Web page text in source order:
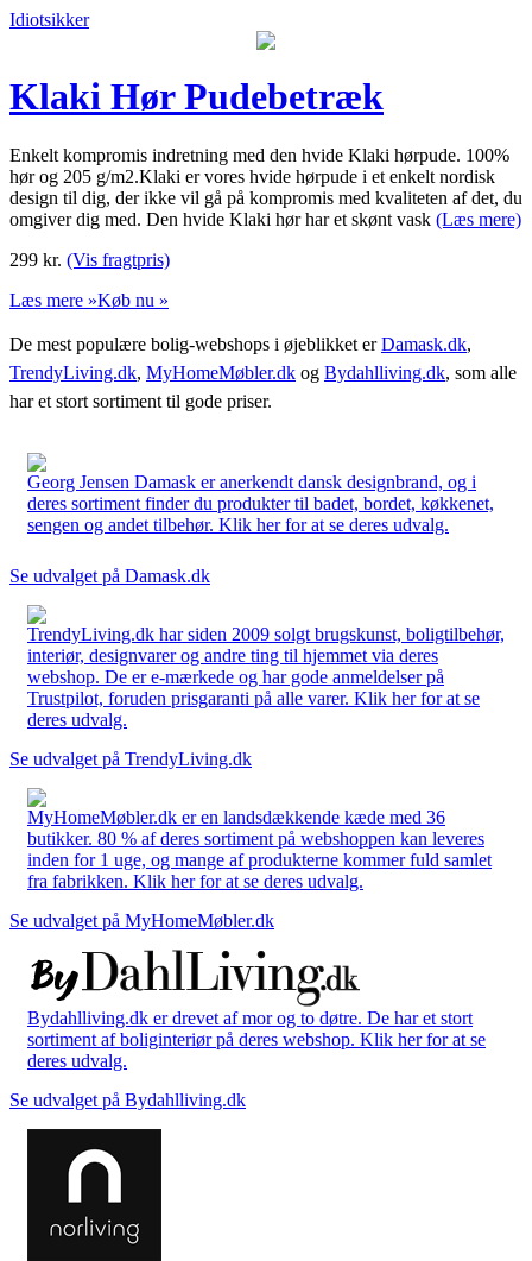
Idiotsikker
Klaki Hør Pudebetræk
Enkelt kompromis indretning med den hvide Klaki hørpude. 100%
hør og 205 g/m2.Klaki er vores hvide hørpude i et enkelt nordisk
design til dig, der ikke vil gå på kompromis med kvaliteten af det, du
omgiver dig med. Den hvide Klaki hør har et skønt vask (Læs mere)
299 kr. (Vis fragtpris)
Læs mere »Køb nu »
De mest populære bolig-webshops i øjeblikket erDamask.dk,
TrendyLiving.dk, MyHomeMøbler.dk og Bydahlliving.dk, som alle
har et stort sortiment til gode priser.
Georg Jensen Damask er anerkendt dansk designbrand, og i
deres sortiment finder du produkter til badet, bordet, køkkenet,
sengen og andet tilbehør. Klik her for at se deres udvalg.
Se udvalget på Damask.dk
TrendyLiving.dk har siden 2009 solgt brugskunst, boligtilbehør,
interiør, designvarer og andre ting til hjemmet via deres
webshop. De er e-mærkede og har gode anmeldelser på
Trustpilot, foruden prisgaranti på alle varer. Klik her for at se
deres udvalg.
Se udvalget på TrendyLiving.dk
MyHomeMøbler.dk er en landsdækkende kæde med 36
butikker. 80 % af deres sortiment på webshoppen kan leveres
inden for 1 uge, og mange af produkterne kommer fuld samlet
fra fabrikken. Klik her for at se deres udvalg.
Se udvalget på MyHomeMøbler.dk
Bydahlliving.dk er drevet af mor og to døtre. De har et stort
sortiment af boliginteriør på deres webshop. Klik her for at se
deres udvalg.
Se udvalget på Bydahlliving.dk